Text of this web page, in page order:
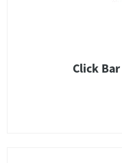
Click